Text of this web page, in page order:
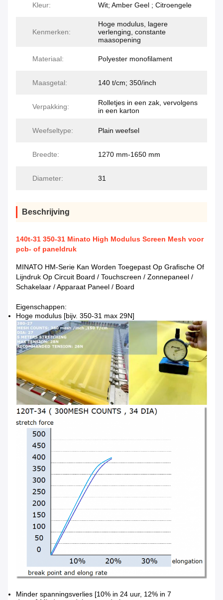
Kleur: Wit; Amber Geel ; Citroengele
Kenmerken:
Hoge modulus, lagere
verlenging, constante
maasopening
Materiaal: Polyester monofilament
Maasgetal: 140 t/cm; 350/inch
Verpakking:
Rolletjes in een zak, vervolgens
in een karton
Weefseltype: Plain weefsel
Breedte: 1270 mm-1650 mm
Diameter: 31
Beschrijving
140t-31 350-31 Minato High Modulus Screen Mesh voor
pcb- of paneldruk
MINATO HM-Serie Kan Worden Toegepast Op Grafische Of
Lijndruk Op Circuit Board / Touchscreen / Zonnepaneel /
Schakelaar / Apparaat Paneel / Board
Eigenschappen:
Hoge modulus [bijv. 350-31 max 29N]
Minder spanningsverlies [10% in 24 uur, 12% in 7